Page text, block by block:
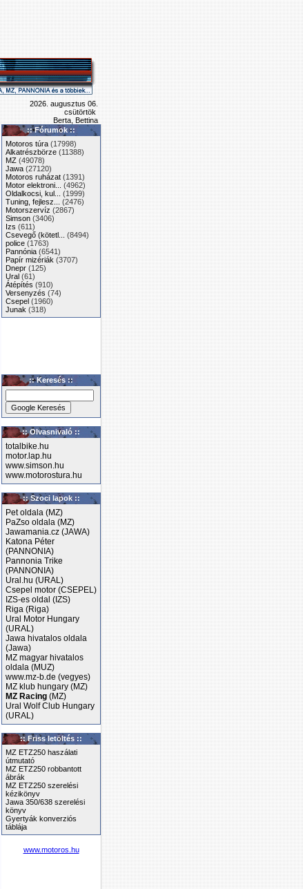
2026. augusztus 06.
csütörtök
Berta, Bettina
:: Fórumok ::
Motoros túra (17998)
Alkatrészbörze (11388)
MZ (49078)
Jawa (27120)
Motoros ruházat (1391)
Motor elektroni...
(4962)
Oldalkocsi, kul...
(1999)
Tuning, fejlesz...
(2476)
Motorszervíz (2867)
Simson (3406)
Izs (611)
Csevegő (kötetl...
(8494)
police (1763)
Pannónia (6541)
Papír mizériák (3707)
Dnepr (125)
Ural (61)
Átépítés (910)
Versenyzés (74)
Csepel (1960)
Junak (318)
:: Keresés ::
:: Olvasnivaló ::
totalbike.hu
motor.lap.hu
www.simson.hu
www.motorostura.hu
:: Szoci lapok ::
Pet oldala (MZ)
PaZso oldala (MZ)
Jawamania.cz (JAWA)
Katona Péter
(PANNONIA)
Pannonia Trike
(PANNONIA)
Ural.hu (URAL)
Csepel motor (CSEPEL)
IZS-es oldal (IZS)
Riga (Riga)
Ural Motor Hungary
(URAL)
Jawa hivatalos oldala
(Jawa)
MZ magyar hivatalos
oldala (MUZ)
www.mz-b.de (vegyes)
MZ klub hungary (MZ)
MZ Racing (MZ)
Ural Wolf Club Hungary
(URAL)
:: Friss letöltés ::
MZ ETZ250 haszálati
útmutató
MZ ETZ250 robbantott
ábrák
MZ ETZ250 szerelési
kézikönyv
Jawa 350/638 szerelési
könyv
Gyertyák konverziós
táblája
www.motoros.hu